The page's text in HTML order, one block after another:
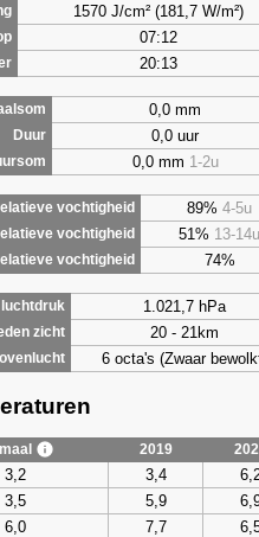
1570 J/cm² (181,7 W/m²)
07:12
20:13
0,0 mm
Duur 0,0 uur
0,0 mm 1-2u
vochtigheid 89% 4-5u
vochtigheid 51% 13-14u
vochtigheid 74%
1.021,7 hPa
zicht 20 - 21km
6 octa's (Zwaar
2019
3,2 3,4
3,5 5,9
6,0 7,7